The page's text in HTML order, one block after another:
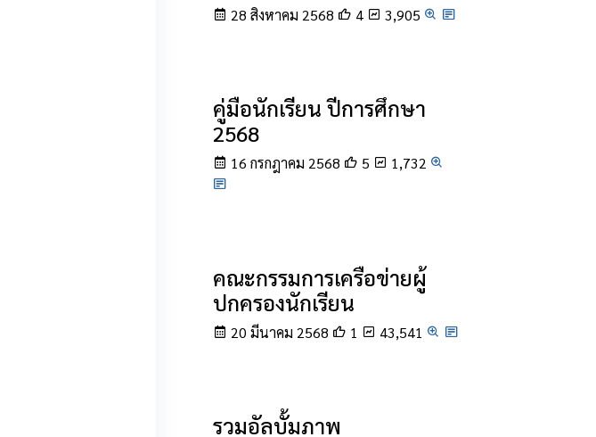
28 สิงหาคม 2568 4 3,905
คู่มือนักเรียน ปีการศึกษา
2568
16 กรกฎาคม 2568 5 1,732
คณะกรรมการเครือข่ายผู้
ปกครองนักเรียน
20 มีนาคม 2568 1 43,541
รวมอัลบั้มภาพ